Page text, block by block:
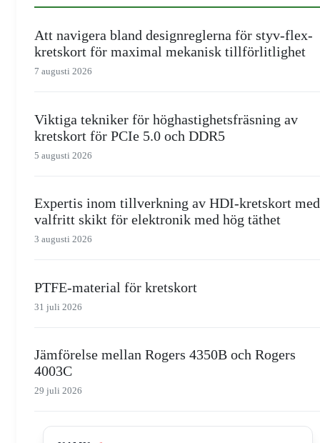
Att navigera bland designreglerna för styv-flex-
kretskort för maximal mekanisk tillförlitlighet
7 augusti 2026
Viktiga tekniker för höghastighetsfräsning av
kretskort för PCIe 5.0 och DDR5
5 augusti 2026
Expertis inom tillverkning av HDI-kretskort med
valfritt skikt för elektronik med hög täthet
3 augusti 2026
PTFE-material för kretskort
31 juli 2026
Jämförelse mellan Rogers 4350B och Rogers
4003C
29 juli 2026